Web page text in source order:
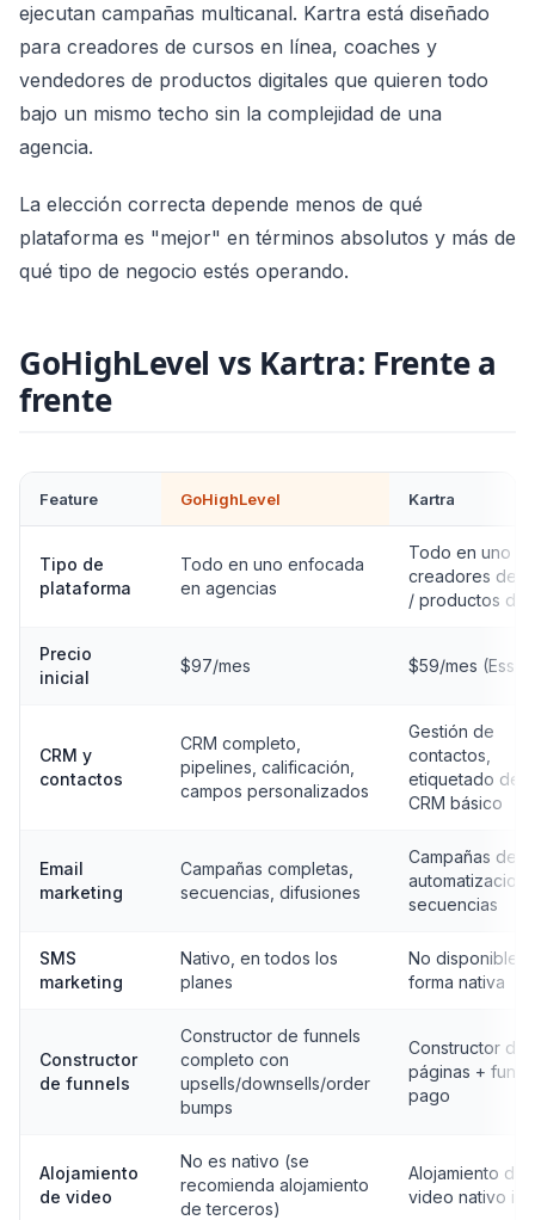
ejecutan campañas multicanal. Kartra está diseñado
para creadores de cursos en línea, coaches y
vendedores de productos digitales que quieren todo
bajo un mismo techo sin la complejidad de una
agencia.
La elección correcta depende menos de qué
plataforma es "mejor" en términos absolutos y más de
qué tipo de negocio estés operando.
GoHighLevel vs Kartra: Frente a
frente
Feature GoHighLevel Kartra
Tipo de
plataforma
Todo en uno enfocada
en agencias
Todo en uno
creadores de
/ productos
Precio
inicial
$97/mes $59/mes
CRM y
contactos
CRM completo,
pipelines, calificación,
campos personalizados
Gestión de
contactos,
etiquetado de
CRM básico
Email
marketing
Campañas completas,
secuencias, difusiones
Campañas de
secuencias
SMS
marketing
Nativo, en todos los
planes
No disponible
forma nativa
Constructor
de funnels
Constructor de funnels
completo con
upsells/downsells/order
bumps
Constructor de
páginas +
pago
Alojamiento
de video
No es nativo (se
recomienda alojamiento
de terceros)
Alojamiento de
video nativo